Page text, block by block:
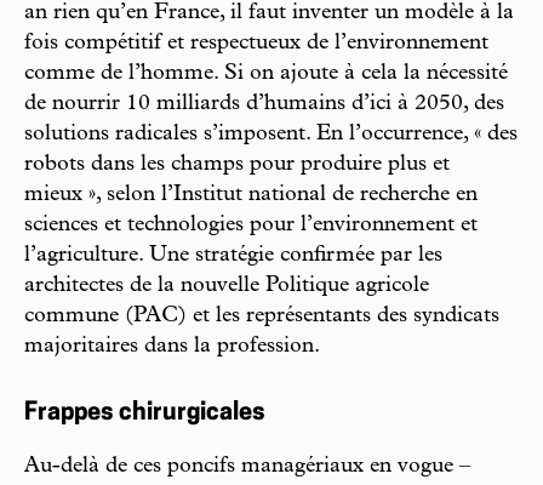
an rien qu’en France, il faut inventer un modèle à la
fois compétitif et respectueux de l’environnement
comme de l’homme. Si on ajoute à cela la nécessité
de nourrir 10 milliards d’humains d’ici à 2050, des
solutions radicales s’imposent. En l’occurrence, « des
robots dans les champs pour produire plus et
mieux », selon l’Institut national de recherche en
sciences et technologies pour l’environnement et
l’agriculture. Une stratégie confirmée par les
architectes de la nouvelle Politique agricole
commune (PAC) et les représentants des syndicats
majoritaires dans la profession.
Frappes chirurgicales
Au-delà de ces poncifs managériaux en vogue –